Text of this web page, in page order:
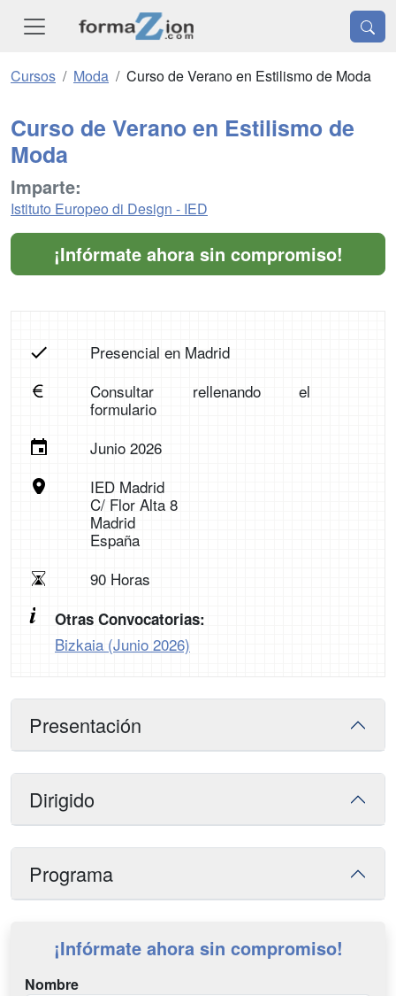
Cursos Moda Curso de Verano en Estilismo de Moda
Curso de Verano en Estilismo de
Moda
Imparte:
Istituto Europeo di Design - IED
¡Infórmate ahora sin compromiso!
Presencial en Madrid
Consultar rellenando el
formulario
Junio 2026
IED Madrid
C/ Flor Alta 8
Madrid
España
90 Horas
Otras Convocatorias:
Bizkaia (Junio 2026)
Presentación
Dirigido
Programa
¡Infórmate ahora sin compromiso!
Nombre